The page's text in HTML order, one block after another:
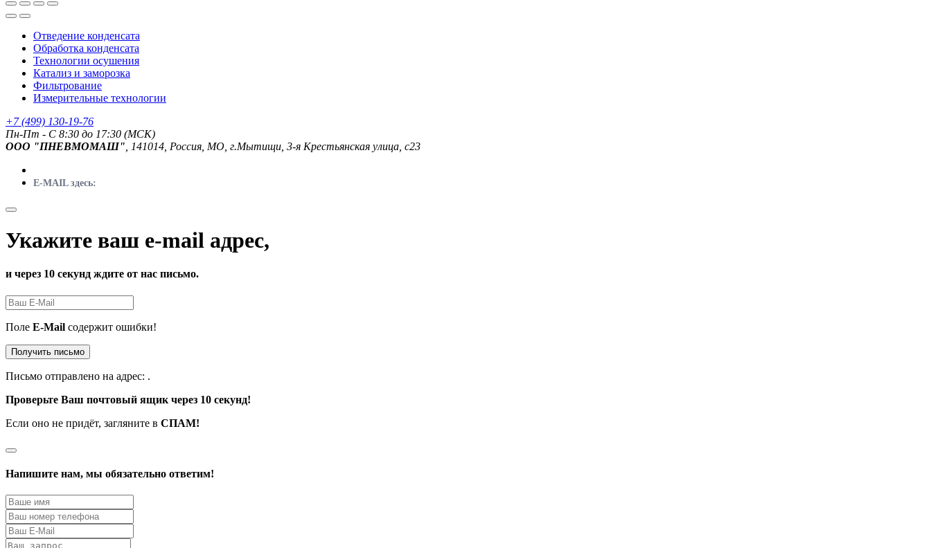
Отведение конденсата
Обработка конденсата
Технологии осушения
Катализ и заморозка
Фильтрование
Измерительные технологии
+7 (499) 130-19-76
Пн-Пт - C 8:30 до 17:30 (МСК)
ООО "ПНЕВМОМАШ" , 141014, Россия, МО, г.Мытищи, 3-я Крестьянская улица, с23
E-MAIL здесь:
Укажите ваш e-mail адрес,
и через 10 секунд ждите от нас письмо.
Поле E-Mail содержит ошибки!
Получить письмо
Письмо отправлено на адрес: .
Проверьте Ваш почтовый ящик через 10 секунд!
Если оно не придёт, загляните в СПАМ!
Напишите нам, мы обязательно ответим!